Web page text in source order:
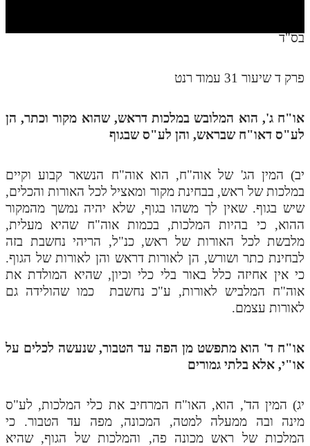
חלק יג
חלק טו
בית שער הכוונות
שידור חי
הזמן סט תע"ס
הזמן סט תלמוד עשר הספירות
ספרים להורדה
תלמוד עשר הספירות בעיון
תע"ס חלק ב' עיון
תע"ס חלק ג' עיון
בס"ד
פרק ד שיעור 31 עמוד רנט
או"ח ג', הוא המלובש במלכות דראש, שהוא מקור וכתר, הן
לע"ס דאו"ח שבראש, והן לע"ס שבגוף
יב) המין הג' של אוה"ח, הוא אוה"ח הנשאר קבוע וקיים
במלכות של ראש, בבחינת מקור ומאציל לכל האורות והכלים,
שיש בגוף. שאין לך משהו בגוף, שלא יהיה נמשך מהמקור
ההוא, כי בהיות המלכות, בכמות אוה"ח שהיא מעלית,
מלבשת לכל האורות של ראש, כנ"ל, הריהי נחשבת בזה
לבחינת כתר ושורש, הן לאורות דראש והן לאורות של הגוף.
כי אין אחיזה כלל באור בלי כלי וכיון, שהיא המולדת את
אוה"ח המלביש לאורות, ע"כ נחשבת כמו שהולידה גם
לאורות עצמם.
או"ח ד' הוא מתפשט מן הפה עד הטבור, שנעשה לכלים על
או"י, אלא בלתי גמורים
יג) המין הד', הוא, האו"ח המרחיב את כלי המלכות, לע"ס
מינה ובה ממעלה למטה, המכונה, מפה עד הטבור. כי
המלכות של ראש מכונה פה, והמלכות של הגוף, שהיא